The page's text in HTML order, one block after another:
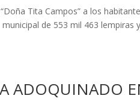
Tita Campos” a los
de 553 mil 463 lempiras
ADOQUINADO